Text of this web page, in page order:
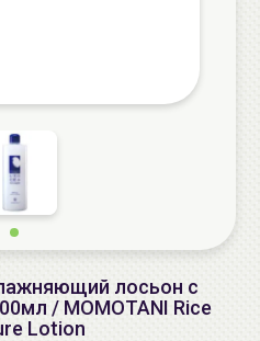
лосьон с
/ MOMOTANI Rice
Lotion